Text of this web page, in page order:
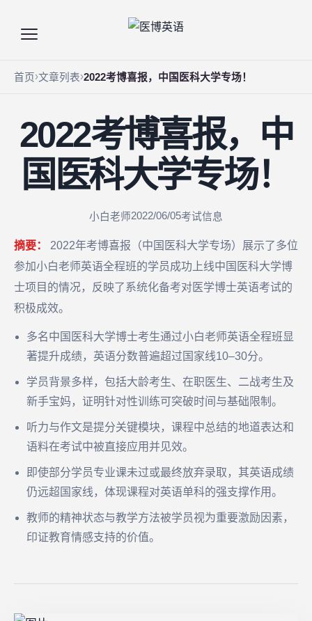
首页 文章列表 2022考博喜报，中国医科大学专场！
2022考博喜报，中
国医科大学专场！
小白老师2022/06/05考试信息
摘要：
2022年考博喜报（中国医科大学专场）展示了多位
参加小白老师英语全程班的学员成功上线中国医科大学博
士项目的情况，反映了系统化备考对医学博士英语考试的
积极成效。
多名中国医科大学博士考生通过小白老师英语全程班显
著提升成绩，英语分数普遍超过国家线10–30分。
学员背景多样，包括大龄考生、在职医生、二战考生及
新手宝妈，证明针对性训练可突破时间与基础限制。
听力与作文是提分关键模块，课程中总结的地道表达和
语料在考试中被直接应用并见效。
即使部分学员专业课未过或最终放弃录取，其英语成绩
仍远超国家线，体现课程对英语单科的强支撑作用。
教师的精神状态与教学方法被学员视为重要激励因素，
印证教育情感支持的价值。